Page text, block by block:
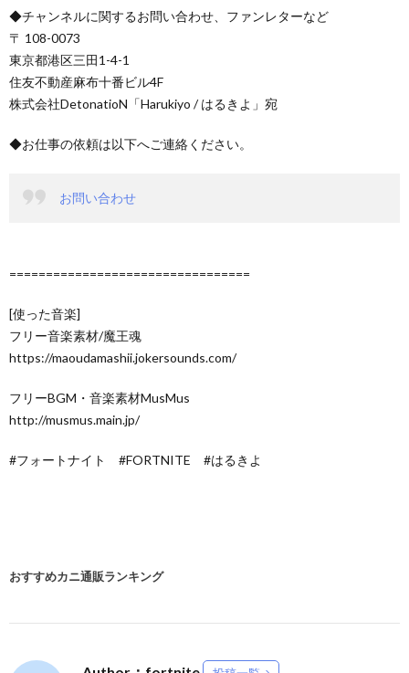
◆チャンネルに関するお問い合わせ、ファンレターなど
〒 108-0073
東京都港区三田1-4-1
住友不動産麻布十番ビル4F
株式会社DetonatioN「Harukiyo / はるきよ」宛
◆お仕事の依頼は以下へご連絡ください。
お問い合わせ
=================================
[使った音楽]
フリー音楽素材/魔王魂
https://maoudamashii.jokersounds.com/
フリーBGM・音楽素材MusMus
http://musmus.main.jp/
#フォートナイト #FORTNITE #はるきよ
おすすめカニ通販ランキング